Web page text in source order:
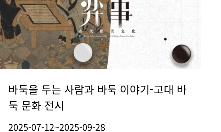
바둑을 두는 사람과 바둑 이야기-고대 바
둑 문화 전시
2025-07-12~2025-09-28